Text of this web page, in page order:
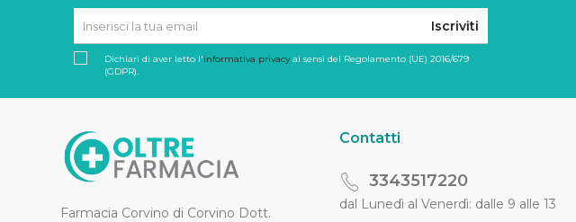
Iscriviti
Dichiari di aver letto l'informativa privacyai sensi del Regolamento (UE) 2016/679
(GDPR).
Farmacia Corvino di Corvino Dott.
Contatti
3343517220
dal Lunedì al Venerdì: dalle 9 alle 13